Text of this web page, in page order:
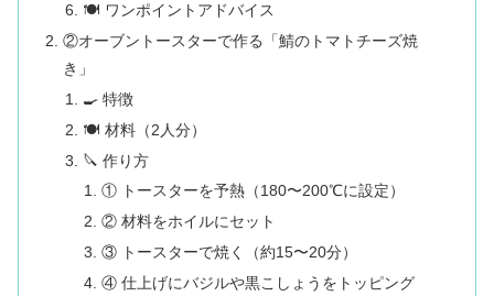
🍽 ワンポイントアドバイス
②オーブントースターで作る「鯖のトマトチーズ焼
き」
🍳 特徴
🍽 材料（2人分）
🔪 作り方
① トースターを予熱（180〜200℃に設定）
② 材料をホイルにセット
③ トースターで焼く（約15〜20分）
④ 仕上げにバジルや黒こしょうをトッピング